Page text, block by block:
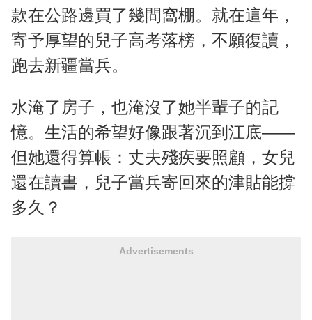
款在公路邊買了幾間窩棚。就在這年，
寄予厚望的兒子高考落榜，不願復讀，
跑去新疆當兵。
水淹了房子，也淹沒了她半輩子的記
憶。生活的希望好像跟著沉到江底——
但她還得算帳：丈夫殘疾要照顧，女兒
還在讀書，兒子當兵寄回來的津貼能撐
多久？
Advertisements